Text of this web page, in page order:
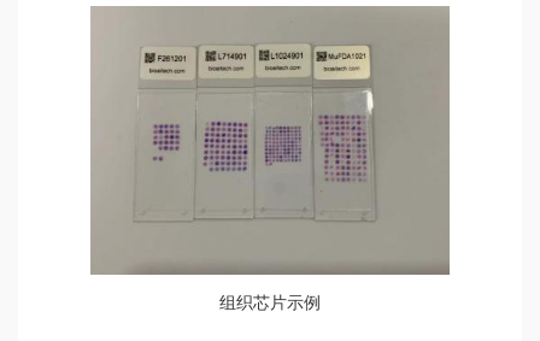
组织芯片示例